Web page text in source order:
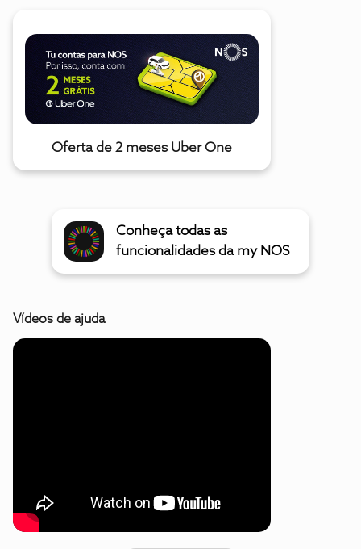
Oferta de 2 meses Uber One
Conheça todas as
funcionalidades da my NOS
Vídeos de ajuda